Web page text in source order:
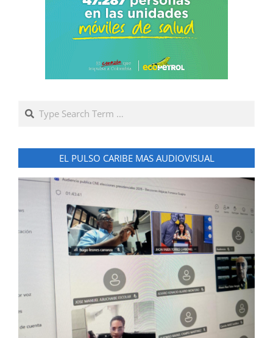
Search
EL PULSO CARIBE MAS AUDIOVISUAL